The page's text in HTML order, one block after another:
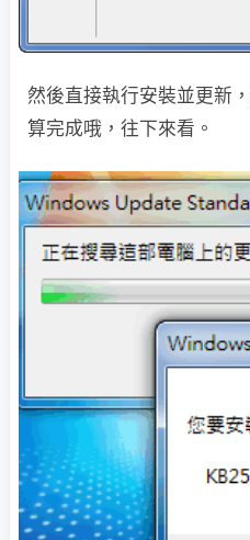
然後直接執行安裝並更新
算完成哦，往下來看。